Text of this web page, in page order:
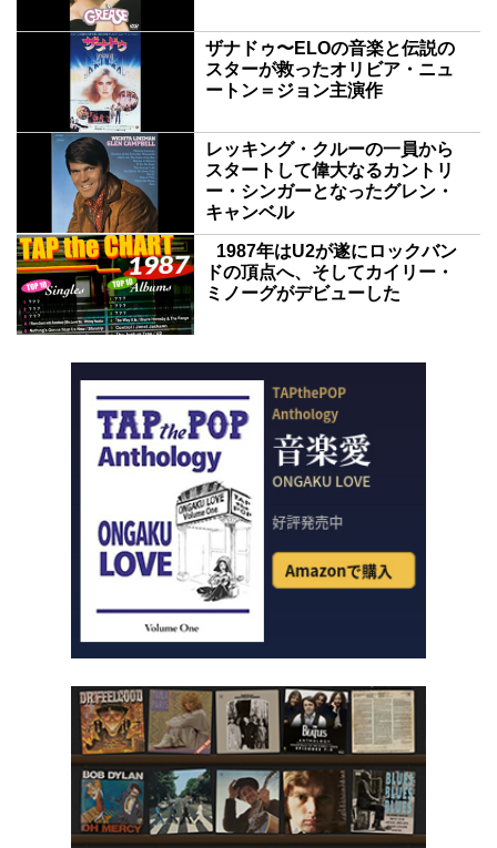
ザナドゥ〜ELOの音楽と伝説の
スターが救ったオリビア・ニュ
ートン＝ジョン主演作
レッキング・クルーの一員から
スタートして偉大なるカントリ
ー・シンガーとなったグレン・
キャンベル
1987年はU2が遂にロックバン
ドの頂点へ、そしてカイリー・
ミノーグがデビューした